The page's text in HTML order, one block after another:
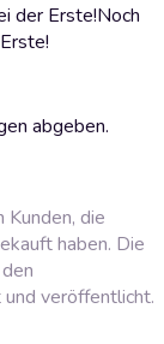
der Erste!Noch
abgeben.
die
haben. Die
veröffentlicht.